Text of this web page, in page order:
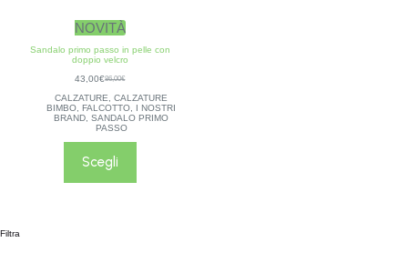
NOVITÀ
Sandalo primo passo in pelle con
doppio velcro
86,00€
43,00€
CALZATURE
,CALZATURE
BIMBO ,FALCOTTO
I NOSTRI
BRAND ,SANDALO PRIMO
PASSO
Scegli
Filtra